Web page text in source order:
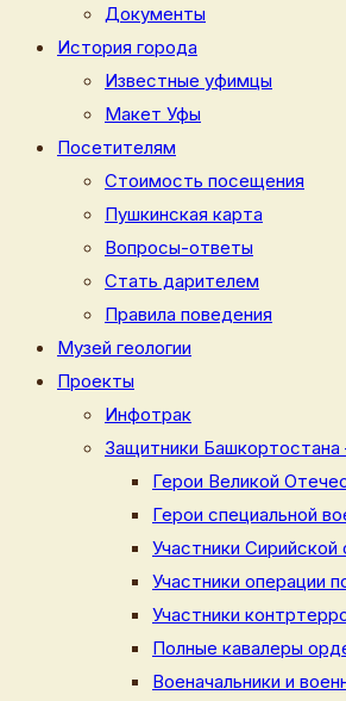
Документы
История города
Известные уфимцы
Макет Уфы
Посетителям
Стоимость посещения
Пушкинская карта
Вопросы-ответы
Стать дарителем
Правила поведения
Музей геологии
Проекты
Инфотрак
Защитники Башкортостана
Герои Великой
Герои специальной
Участники Сирийской
Участники операции
Участники
Полные кавалеры
Военачальники и